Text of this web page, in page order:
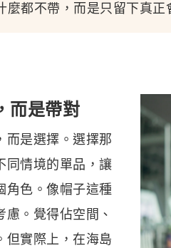
麼都不帶，而是只留下真正
而是帶對
而是選擇。選擇那
同情境的單品，讓
角色。像帽子這種
。覺得佔空間、
但實際上，在海島